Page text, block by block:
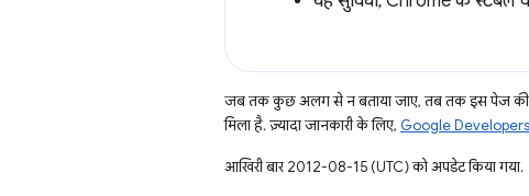
जब तक कुछ अलग से न बताया जाए, तब तक इस पेज की
मिला है. ज़्यादा जानकारी के लिए, Google Developers
आखिरी बार 2012-08-15 (UTC) को अपडेट किया गया.